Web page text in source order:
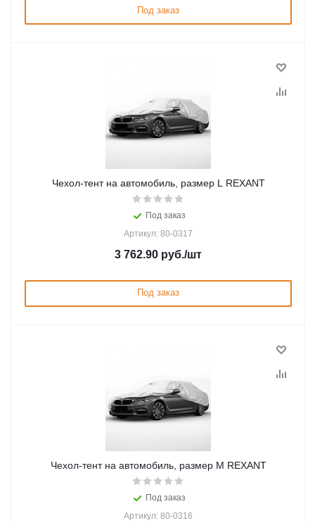
Под заказ
Чеxол-тент на автомобиль, размер L REXANT
Под заказ
Артикул: 80-0317
3 762.90 руб./шт
Под заказ
Чеxол-тент на автомобиль, размер M REXANT
Под заказ
Артикул: 80-0316